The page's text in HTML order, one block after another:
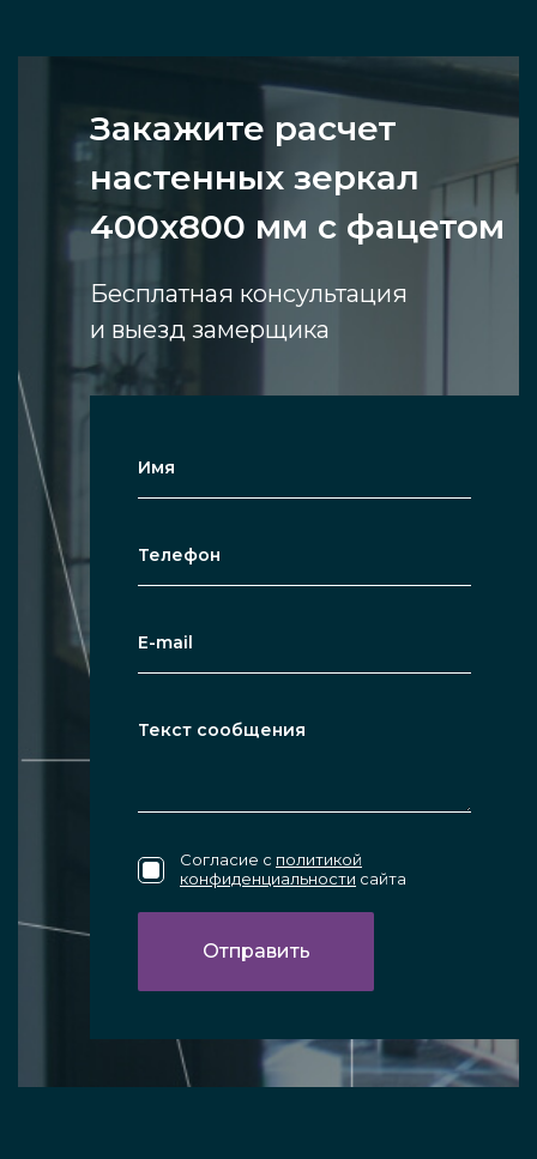
Закажите расчет
настенных зеркал
400х800 мм с фацетом
Бесплатная консультация
и выезд замерщика
Согласие с политикой
конфиденциальности сайта